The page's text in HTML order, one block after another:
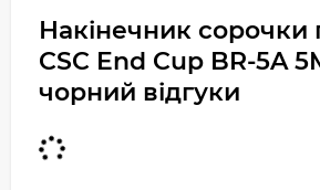
Накінечник сорочки
CSC End Cup BR-5A
чорний відгуки